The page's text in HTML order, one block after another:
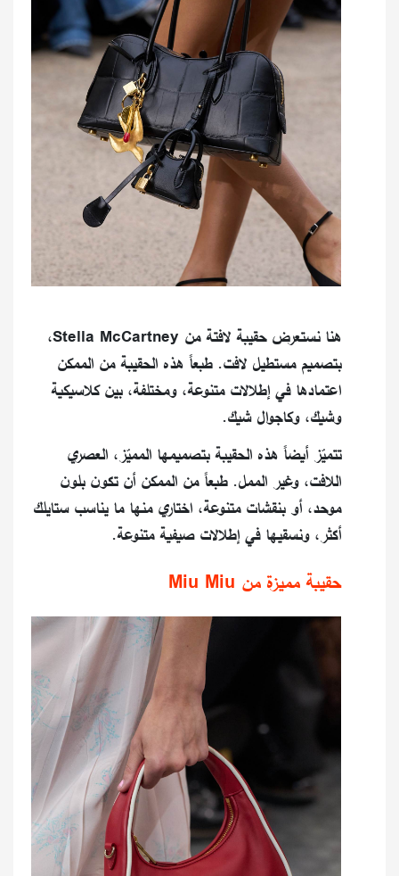
هنا نستعرض حقيبة لافتة من Stella McCartney،
بتصميم مستطيل لافت. طبعاً هذه الحقيبة من الممكن
اعتمادها في إطلالات متنوعة، ومختلفة، بين كلاسيكية
وشيك، وكاجوال شيك.
تتميّز أيضاً هذه الحقيبة بتصميمها المميّز، العصري
اللافت، وغير الممل. طبعاً من الممكن أن تكون بلون
موحد، أو بنقشات متنوعة، اختاري منها ما يناسب ستايلك
أكثر، ونسقيها في إطلالات صيفية متنوعة.
حقيبة مميزة من Miu Miu